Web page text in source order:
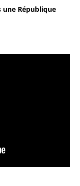
une République